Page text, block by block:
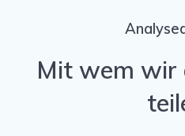
Mit wem wir